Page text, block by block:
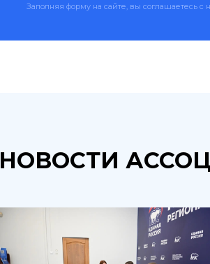
Заполняя форму на сайте, вы соглашаетесь
НОВОСТИ